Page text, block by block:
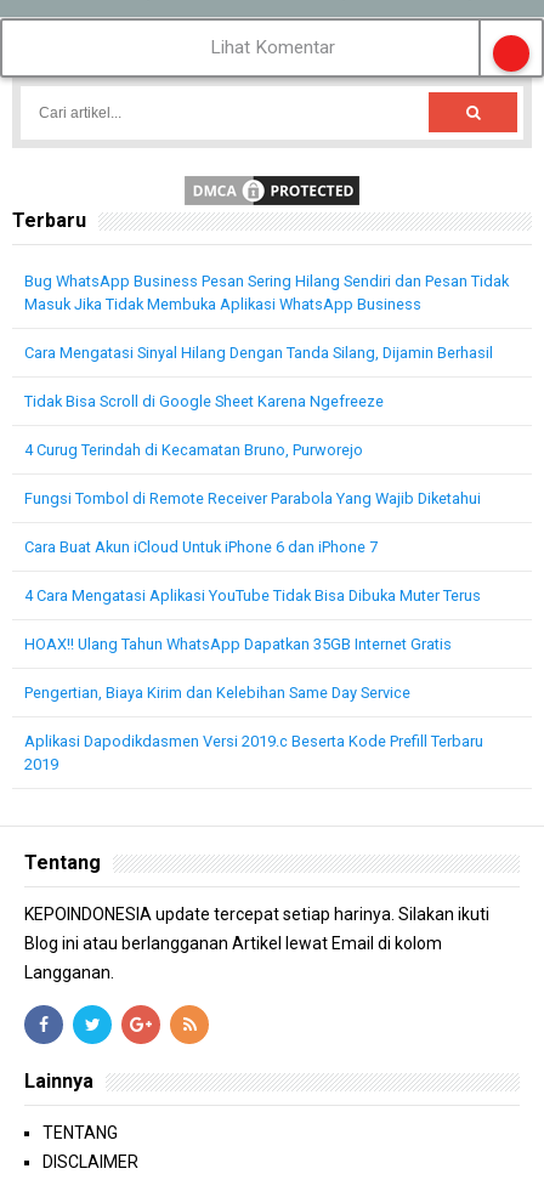
Lihat Komentar
Terbaru
Bug WhatsApp Business Pesan Sering Hilang Sendiri dan Pesan Tidak
Masuk Jika Tidak Membuka Aplikasi WhatsApp Business
Cara Mengatasi Sinyal Hilang Dengan Tanda Silang, Dijamin Berhasil
Tidak Bisa Scroll di Google Sheet Karena Ngefreeze
4 Curug Terindah di Kecamatan Bruno, Purworejo
Fungsi Tombol di Remote Receiver Parabola Yang Wajib Diketahui
Cara Buat Akun iCloud Untuk iPhone 6 dan iPhone 7
4 Cara Mengatasi Aplikasi YouTube Tidak Bisa Dibuka Muter Terus
HOAX!! Ulang Tahun WhatsApp Dapatkan 35GB Internet Gratis
Pengertian, Biaya Kirim dan Kelebihan Same Day Service
Aplikasi Dapodikdasmen Versi 2019.c Beserta Kode Prefill Terbaru
2019
Tentang
KEPOINDONESIA update tercepat setiap harinya. Silakan ikuti
Blog ini atau berlangganan Artikel lewat Email di kolom
Langganan.
Lainnya
TENTANG
DISCLAIMER